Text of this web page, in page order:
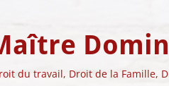
du travail, Droit de la Famille,